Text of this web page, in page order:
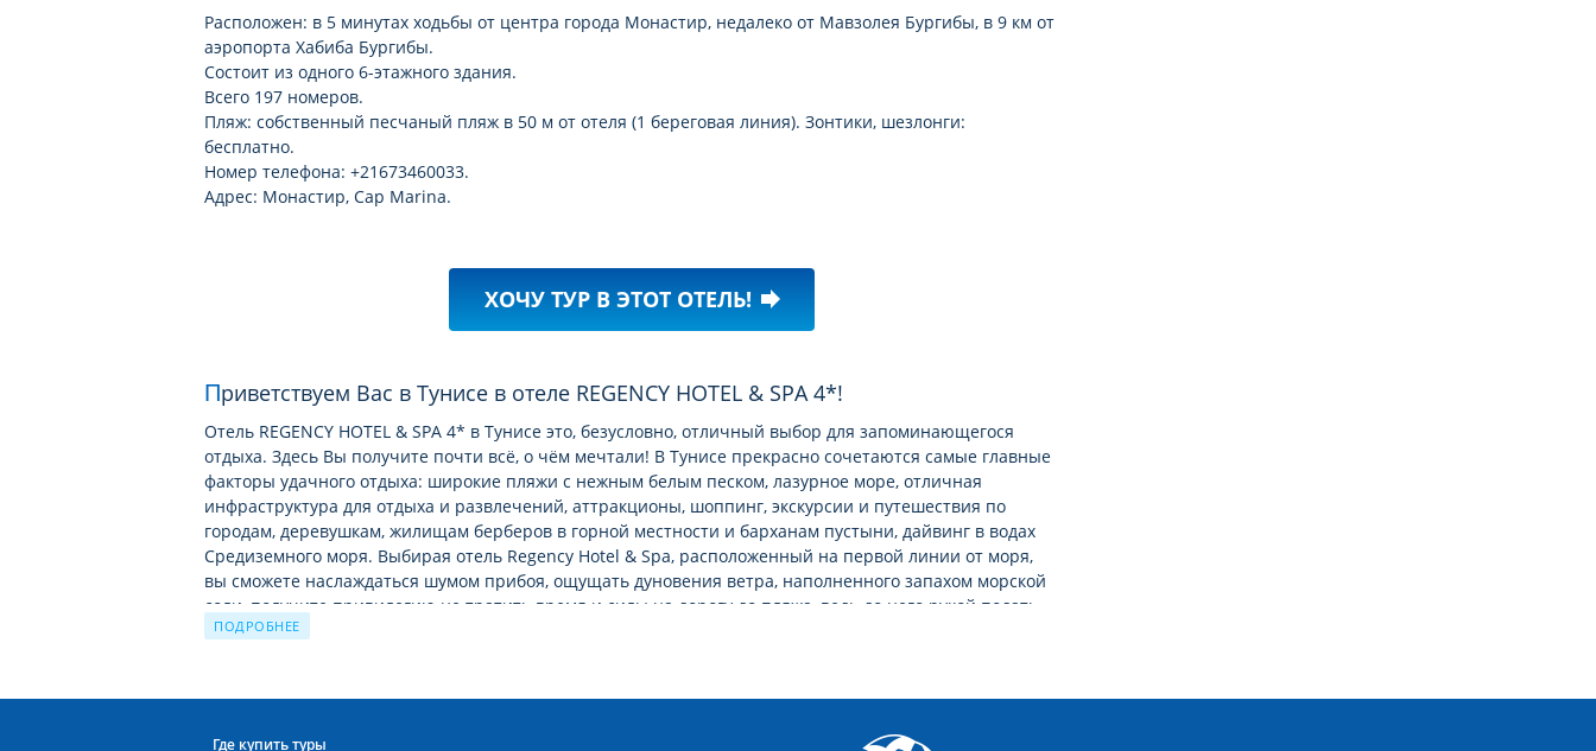
Расположен: в 5 минутах ходьбы от центра города Монастир, недалеко от Мавзолея Бургибы, в 9 км от
аэропорта Хабиба Бургибы.
Состоит из одного 6-этажного здания.
Всего 197 номеров.
Пляж: собственный песчаный пляж в 50 м от отеля (1 береговая линия). Зонтики, шезлонги:
бесплатно.
Номер телефона: +21673460033.
Адрес: Монастир, Cap Marina.
ХОЧУ ТУР В ЭТОТ ОТЕЛЬ! forward
Приветствуем Вас в Тунисе в отеле REGENCY HOTEL & SPA 4*!
Отель REGENCY HOTEL & SPA 4* в Тунисе это, безусловно, отличный выбор для запоминающегося
отдыха. Здесь Вы получите почти всё, о чём мечтали! В Тунисе прекрасно сочетаются самые главные
факторы удачного отдыха: широкие пляжи с нежным белым песком, лазурное море, отличная
инфраструктура для отдыха и развлечений, аттракционы, шоппинг, экскурсии и путешествия по
городам, деревушкам, жилищам берберов в горной местности и барханам пустыни, дайвинг в водах
Средиземного моря. Выбирая отель Regency Hotel & Spa, расположенный на первой линии от моря,
вы сможете наслаждаться шумом прибоя, ощущать дуновения ветра, наполненного запахом морской
соли, получите привилегию не тратить время и силы на дорогу до пляжа, ведь до него рукой подать.
окружена живописным зеленым садом, по которому приятно прогуляться в знойное время суток.
Рядом с отелем расположен SPA-центр, в котором можно пройти курс бальнеотерапии, а также центр
ПОДРОБНЕЕ
Где купить туры